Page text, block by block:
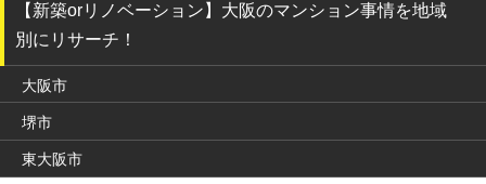
【新築orリノベーション】大阪のマンション事情を地域
別にリサーチ！
大阪市
堺市
東大阪市